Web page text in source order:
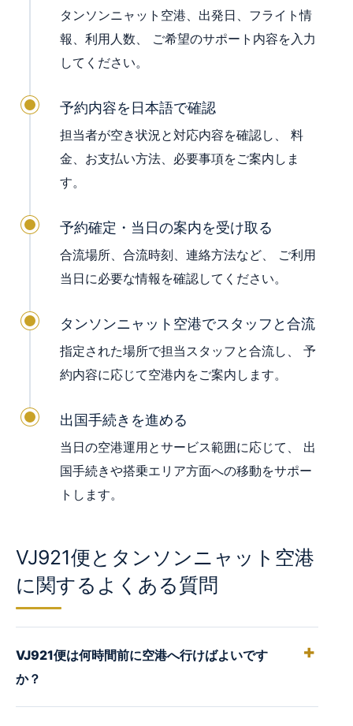
タンソンニャット空港、出発日、フライト情
報、利用人数、 ご希望のサポート内容を入力
してください。
予約内容を日本語で確認
担当者が空き状況と対応内容を確認し、 料
金、お支払い方法、必要事項をご案内しま
す。
予約確定・当日の案内を受け取る
合流場所、合流時刻、連絡方法など、 ご利用
当日に必要な情報を確認してください。
タンソンニャット空港でスタッフと合流
指定された場所で担当スタッフと合流し、 予
約内容に応じて空港内をご案内します。
出国手続きを進める
当日の空港運用とサービス範囲に応じて、 出
国手続きや搭乗エリア方面への移動をサポー
トします。
VJ921便とタンソンニャット空港
に関するよくある質問
VJ921便は何時間前に空港へ行けばよいです
か？